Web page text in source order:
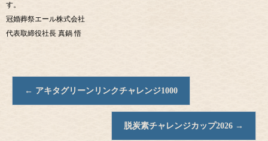
す。
冠婚葬祭エール株式会社
代表取締役社長 真鍋 悟
← アキタグリーンリンクチャレンジ1000
脱炭素チャレンジカップ2026 →